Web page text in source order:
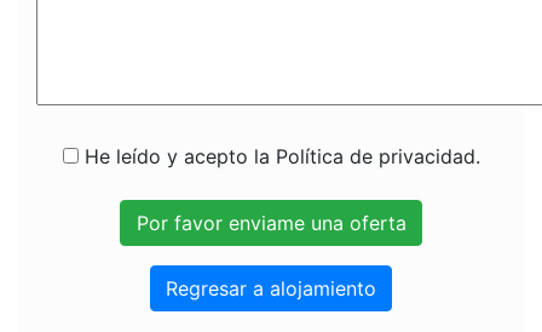
He leído y acepto la Política de privacidad.
Regresar a alojamiento